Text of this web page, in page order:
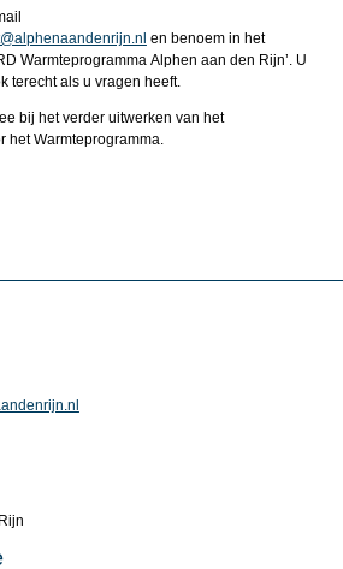
en benoem in het
Warmteprogramma Alphen aan den Rijn’. U
terecht als u vragen heeft.
bij het verder uitwerken van het
het Warmteprogramma.